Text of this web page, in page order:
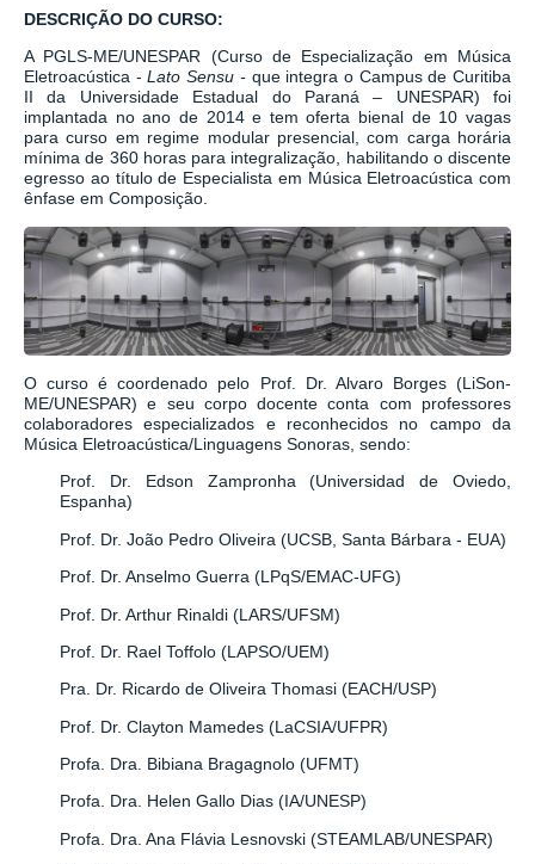
DESCRIÇÃO DO CURSO:
A PGLS-ME/UNESPAR (Curso de Especialização em Música
Eletroacústica -Lato Sensu - que integra o Campus de Curitiba
II da Universidade Estadual do Paraná – UNESPAR) foi
implantada no ano de 2014 e tem oferta bienal de 10 vagas
para curso em regime modular presencial, com carga horária
mínima de 360 horas para integralização, habilitando o discente
egresso ao título de Especialista em Música Eletroacústica com
ênfase em Composição.
O curso é coordenado pelo Prof. Dr. Alvaro Borges (LiSon-
ME/UNESPAR) e seu corpo docente conta com professores
colaboradores especializados e reconhecidos no campo da
Música Eletroacústica/Linguagens Sonoras, sendo:
Prof. Dr. Edson Zampronha (Universidad de Oviedo,
Espanha)
Prof. Dr. João Pedro Oliveira (UCSB, Santa Bárbara - EUA)
Prof. Dr. Anselmo Guerra (LPqS/EMAC-UFG)
Prof. Dr. Arthur Rinaldi (LARS/UFSM)
Prof. Dr. Rael Toffolo (LAPSO/UEM)
Pra. Dr. Ricardo de Oliveira Thomasi (EACH/USP)
Prof. Dr. Clayton Mamedes (LaCSIA/UFPR)
Profa. Dra. Bibiana Bragagnolo (UFMT)
Profa. Dra. Helen Gallo Dias (IA/UNESP)
Profa. Dra. Ana Flávia Lesnovski (STEAMLAB/UNESPAR)